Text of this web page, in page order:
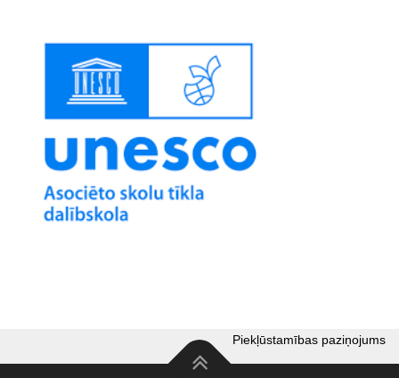
Piekļūstamības paziņojums